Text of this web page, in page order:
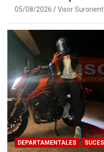
05/08/2026 Visor
DEPARTAMENTALES